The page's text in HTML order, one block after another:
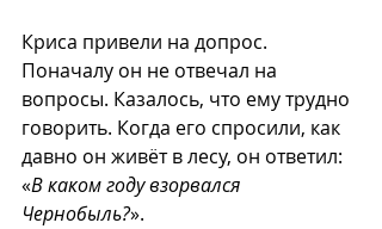
Криса привели на допрос.
Поначалу он не отвечал на
вопросы. Казалось, что ему трудно
говорить. Когда его спросили, как
давно он живёт в лесу, он ответил:
«В каком году взорвался
Чернобыль?».